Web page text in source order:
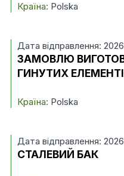
Країна: Polska
Дата відправлення:
ЗАМОВЛЮ
ГИНУТИХ
Країна: Polska
Дата відправлення:
СТАЛЕВИЙ БАК